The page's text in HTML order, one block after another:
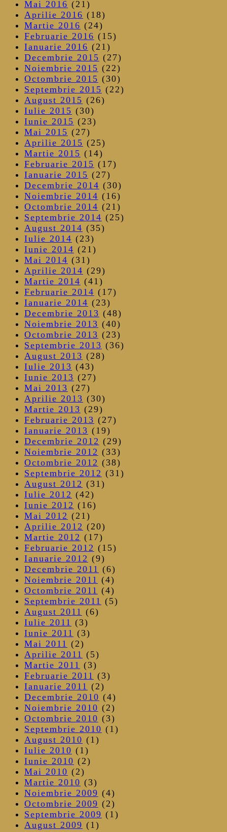
Mai 2016 (21)
Aprilie 2016 (18)
Martie 2016 (24)
Februarie 2016 (15)
Ianuarie 2016 (21)
Decembrie 2015 (27)
Noiembrie 2015 (22)
Octombrie 2015 (30)
Septembrie 2015 (22)
August 2015 (26)
Iulie 2015 (30)
Iunie 2015 (23)
Mai 2015 (27)
Aprilie 2015 (25)
Martie 2015 (14)
Februarie 2015 (17)
Ianuarie 2015 (27)
Decembrie 2014 (30)
Noiembrie 2014 (16)
Octombrie 2014 (21)
Septembrie 2014 (25)
August 2014 (35)
Iulie 2014 (23)
Iunie 2014 (21)
Mai 2014 (31)
Aprilie 2014 (29)
Martie 2014 (41)
Februarie 2014 (17)
Ianuarie 2014 (23)
Decembrie 2013 (48)
Noiembrie 2013 (40)
Octombrie 2013 (23)
Septembrie 2013 (36)
August 2013 (28)
Iulie 2013 (43)
Iunie 2013 (27)
Mai 2013 (27)
Aprilie 2013 (30)
Martie 2013 (29)
Februarie 2013 (27)
Ianuarie 2013 (19)
Decembrie 2012 (29)
Noiembrie 2012 (33)
Octombrie 2012 (38)
Septembrie 2012 (31)
August 2012 (31)
Iulie 2012 (42)
Iunie 2012 (16)
Mai 2012 (21)
Aprilie 2012 (20)
Martie 2012 (17)
Februarie 2012 (15)
Ianuarie 2012 (9)
Decembrie 2011 (6)
Noiembrie 2011 (4)
Octombrie 2011 (4)
Septembrie 2011 (5)
August 2011 (6)
Iulie 2011 (3)
Iunie 2011 (3)
Mai 2011 (2)
Aprilie 2011 (5)
Martie 2011 (3)
Februarie 2011 (3)
Ianuarie 2011 (2)
Decembrie 2010 (4)
Noiembrie 2010 (2)
Octombrie 2010 (3)
Septembrie 2010 (1)
August 2010 (1)
Iulie 2010 (1)
Iunie 2010 (2)
Mai 2010 (2)
Martie 2010 (3)
Noiembrie 2009 (4)
Octombrie 2009 (2)
Septembrie 2009 (1)
August 2009 (1)